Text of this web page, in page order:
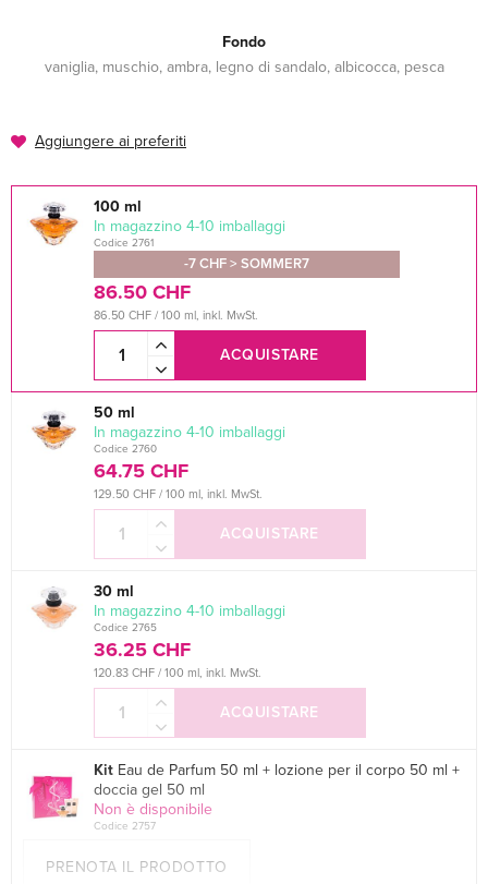
Fondo
vaniglia, muschio, ambra, legno di sandalo, albicocca, pesca
Aggiungere ai preferiti
100 ml
In magazzino 4-10 imballaggi
Codice 2761
-7 CHF > SOMMER7
86.50 CHF
86.50 CHF / 100 ml, inkl. MwSt.
ACQUISTARE
50 ml
In magazzino 4-10 imballaggi
Codice 2760
64.75 CHF
129.50 CHF / 100 ml, inkl. MwSt.
ACQUISTARE
30 ml
In magazzino 4-10 imballaggi
Codice 2765
36.25 CHF
120.83 CHF / 100 ml, inkl. MwSt.
ACQUISTARE
Kit Eau de Parfum 50 ml + lozione per il corpo 50 ml +
doccia gel 50 ml
Non è disponibile
Codice 2757
PRENOTA IL PRODOTTO